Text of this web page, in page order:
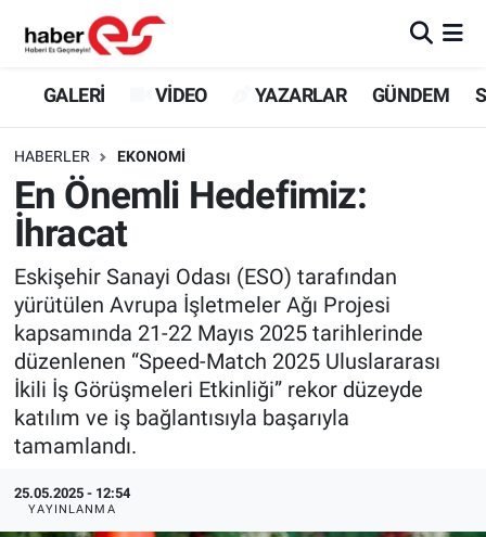
GALERİ VİDEO YAZARLAR GÜNDEM
HABERLER EKONOMİ
En Önemli Hedefimiz:
İhracat
Eskişehir Sanayi Odası (ESO) tarafından
yürütülen Avrupa İşletmeler Ağı Projesi
kapsamında 21-22 Mayıs 2025 tarihlerinde
düzenlenen “Speed-Match 2025 Uluslararası
İkili İş Görüşmeleri Etkinliği” rekor düzeyde
katılım ve iş bağlantısıyla başarıyla
tamamlandı.
25.05.2025 - 12:54
YAYINLANMA
GALERİ
YAZARLAR
GÜNDEM
SİYASET
TEKNOLOJİ
EKONOMİ
Eskişehir Nöbetçi Eczaneler
Eskişehir Trafik Yoğunluk Haritası
Süper Lig Puan Durumu ve Fikstür
Tüm Manşetler
Son Dakika Haberleri
Haber Arşivi